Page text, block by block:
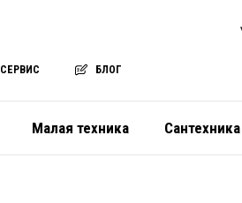
СЕРВИС БЛОГ
Малая техника Сантехника